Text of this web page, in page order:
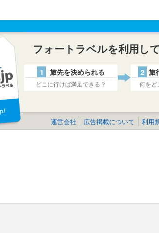
フォートラベルを利用し
1 旅先を決められる
どこに行けば満足できる？
2 旅
何をど
運営会社 広告掲載について 利用